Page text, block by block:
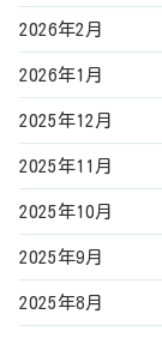
2026年2月
2026年1月
2025年12月
2025年11月
2025年10月
2025年9月
2025年8月